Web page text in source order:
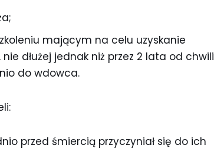
mającym na celu uzyskanie
dłużej jednak niż przez 2 lata od chwili
do wdowca.
przed śmiercią przyczyniał się do ich